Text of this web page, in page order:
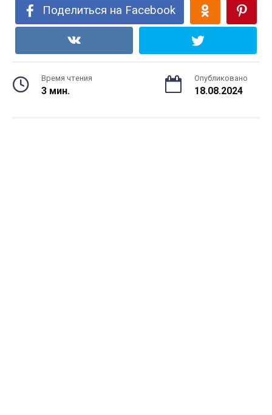
Поделиться на Facebook
Время чтения
3 мин.
Опубликовано
18.08.2024